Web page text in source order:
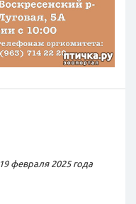
19 февраля 2025 года